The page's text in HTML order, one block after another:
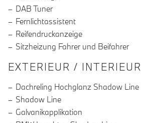
DAB Tuner
Fernlichtassistent
Reifendruckanzeige
Sitzheizung Fahrer und Beifahrer
EXTERIEUR / INTERIEUR
Dachreling Hochglanz Shadow Line
Shadow Line
Galvanikapplikation